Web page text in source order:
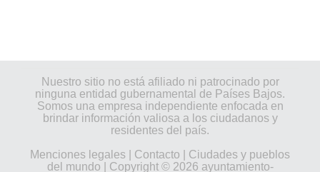
Nuestro sitio no está afiliado ni patrocinado por
ninguna entidad gubernamental de Países Bajos.
Somos una empresa independiente enfocada en
brindar información valiosa a los ciudadanos y
residentes del país.
Menciones legales
Contacto
Ciudades y pueblos
del mundo | Copyright © 2026 ayuntamiento-